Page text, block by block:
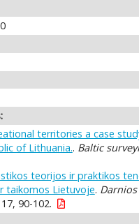
territories a case
of Lithuania.. Baltic
teorijos ir praktikos
taikomos Lietuvoje.
90-102.